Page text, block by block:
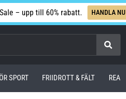
– upp till 60% rabatt. HANDLA NU
SPORT FRIIDROTT & FÄLT REA